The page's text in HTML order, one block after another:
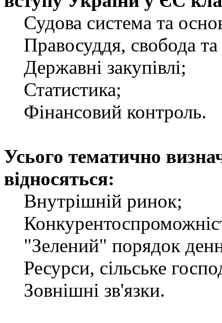
Судова система та
Правосуддя, свобода та
Державні закупівлі;
Статистика;
Фінансовий контроль.
Усього тематично
відносяться:
Внутрішній ринок;
"Зелений" порядок
Ресурси, сільське
Зовнішні зв'язки.